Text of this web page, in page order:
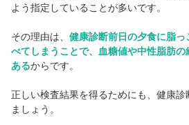
よう指定していることが多いです。
その理由は、 健康診断前日の夕食に脂
べてしまうことで、血糖値や中性脂肪
あるからです。
正しい検査結果を得るためにも、健康診
ましょう。